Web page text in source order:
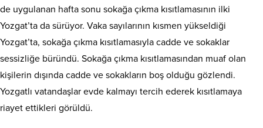
de uygulanan hafta sonu sokağa çıkma kısıtlamasının ilki
Yozgat’ta da sürüyor. Vaka sayılarının kısmen yükseldiği
Yozgat’ta, sokağa çıkma kısıtlamasıyla cadde ve sokaklar
sessizliğe büründü. Sokağa çıkma kısıtlamasından muaf olan
kişilerin dışında cadde ve sokakların boş olduğu gözlendi.
Yozgatlı vatandaşlar evde kalmayı tercih ederek kısıtlamaya
riayet ettikleri görüldü.